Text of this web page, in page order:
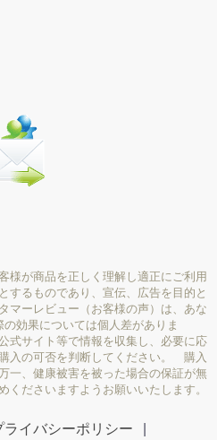
様が商品を正しく理解し適正にご利用
するものであり、宣伝、広告を目的と
ーレビュー（お客様の声）は、あな
効果については個人差がありま
サイト等で情報を収集し、必要に応
入の可否を判断してください。 購入
一、健康被害を被った場合の保証が無
くださいますようお願いいたします。
ライバシーポリシー